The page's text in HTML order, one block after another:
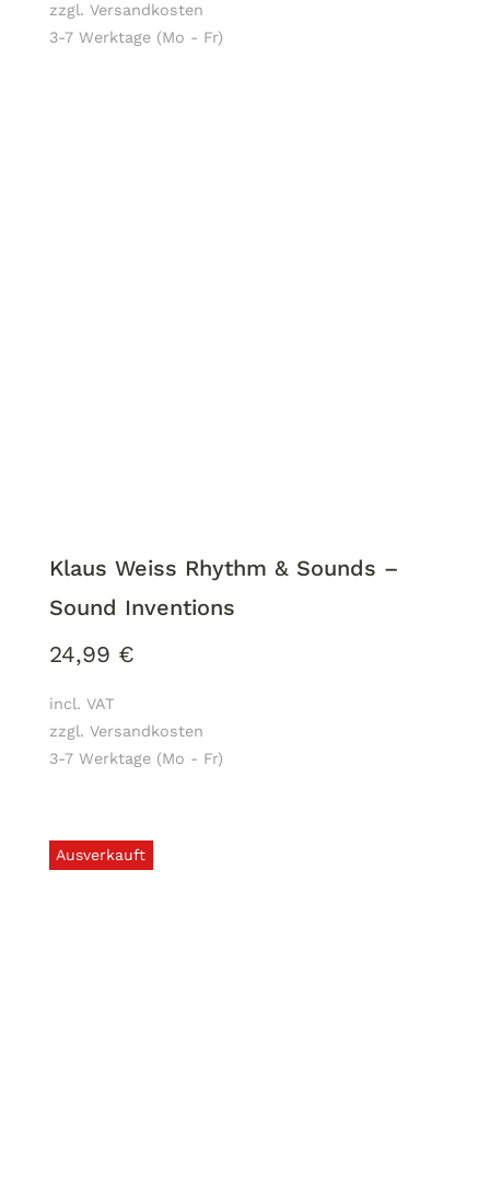
zzgl. Versandkosten
3-7 Werktage (Mo - Fr)
Klaus Weiss Rhythm & Sounds –
Sound Inventions
24,99 €
incl. VAT
zzgl. Versandkosten
3-7 Werktage (Mo - Fr)
Ausverkauft